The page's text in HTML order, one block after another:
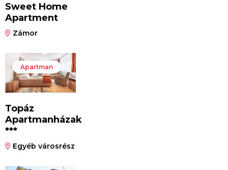
Sweet Home
Apartment
Zámor
Apartman
Topáz
Apartmanházak
***
Egyéb városrész